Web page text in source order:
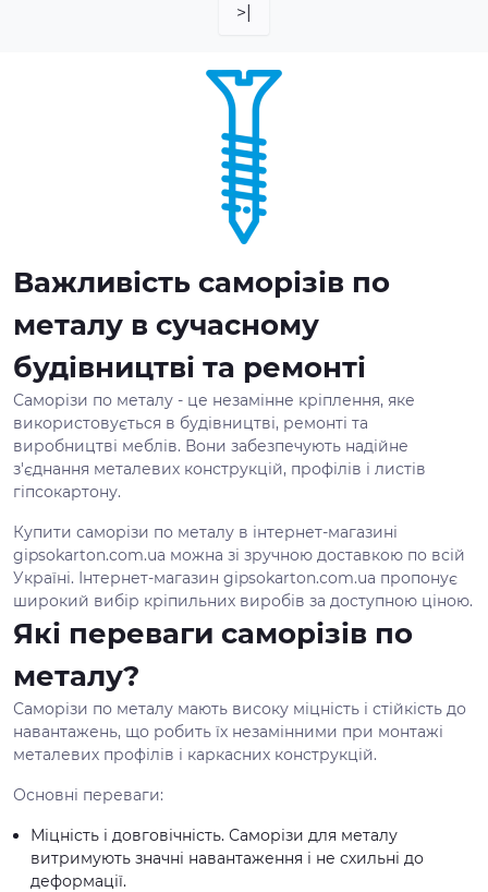
>|
Важливість саморізів по
металу в сучасному
будівництві та ремонті
Саморізи по металу - це незамінне кріплення, яке
використовується в будівництві, ремонті та
виробництві меблів. Вони забезпечують надійне
з'єднання металевих конструкцій, профілів і листів
гіпсокартону.
Купити саморізи по металу в інтернет-магазині
gipsokarton.com.ua можна зі зручною доставкою по всій
Україні. Інтернет-магазин gipsokarton.com.ua пропонує
широкий вибір кріпильних виробів за доступною ціною.
Які переваги саморізів по
металу?
Саморізи по металу мають високу міцність і стійкість до
навантажень, що робить їх незамінними при монтажі
металевих профілів і каркасних конструкцій.
Основні переваги:
Міцність і довговічність. Саморізи для металу
витримують значні навантаження і не схильні до
деформації.